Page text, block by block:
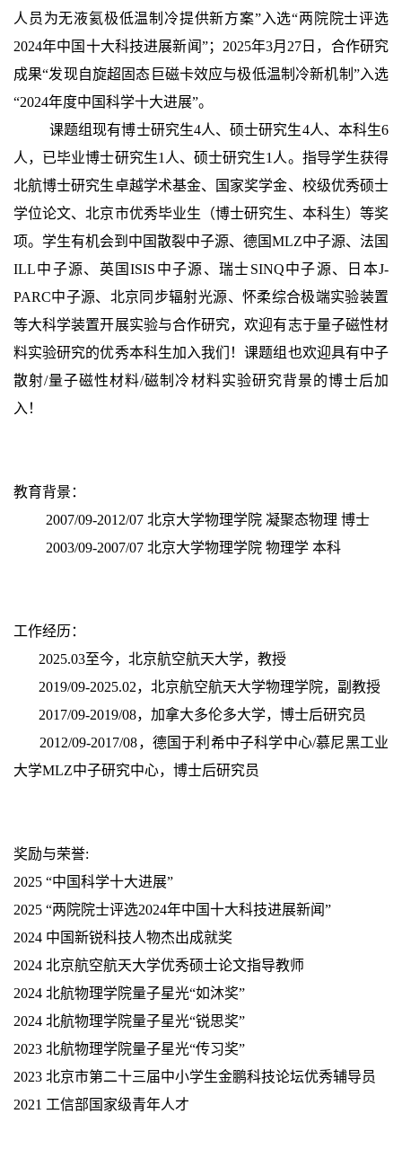
人员为无液氦极低温制冷提供新方案”入选“两院院士评选
2024年中国十大科技进展新闻”；2025年3月27日，合作研究
成果“发现自旋超固态巨磁卡效应与极低温制冷新机制”入选
“2024年度中国科学十大进展”。
课题组现有博士研究生4人、硕士研究生4人、本科生6
人，已毕业博士研究生1人、硕士研究生1人。指导学生获得
北航博士研究生卓越学术基金、国家奖学金、校级优秀硕士
学位论文、北京市优秀毕业生（博士研究生、本科生）等奖
项。学生有机会到中国散裂中子源、德国MLZ中子源、法国
ILL中子源、英国ISIS中子源、瑞士SINQ中子源、日本J-
PARC中子源、北京同步辐射光源、怀柔综合极端实验装置
等大科学装置开展实验与合作研究，欢迎有志于量子磁性材
料实验研究的优秀本科生加入我们！课题组也欢迎具有中子
散射/量子磁性材料/磁制冷材料实验研究背景的博士后加
入！
教育背景：
2007/09-2012/07 北京大学物理学院 凝聚态物理 博士
2003/09-2007/07 北京大学物理学院 物理学 本科
工作经历：
2025.03至今，北京航空航天大学，教授
2019/09-2025.02，北京航空航天大学物理学院，副教授
2017/09-2019/08，加拿大多伦多大学，博士后研究员
2012/09-2017/08，德国于利希中子科学中心/慕尼黑工业
大学MLZ中子研究中心，博士后研究员
奖励与荣誉:
2025 “中国科学十大进展”
2025 “两院院士评选2024年中国十大科技进展新闻”
2024 中国新锐科技人物杰出成就奖
2024 北京航空航天大学优秀硕士论文指导教师
2024 北航物理学院量子星光“如沐奖”
2024 北航物理学院量子星光“锐思奖”
2023 北航物理学院量子星光“传习奖”
2023 北京市第二十三届中小学生金鹏科技论坛优秀辅导员
2021 工信部 国家级青年人才